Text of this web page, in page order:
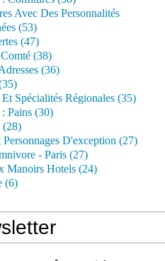
Avec Des Personnalités
(53)
(47)
(38)
(36)
Et Spécialités Régionales (35)
: Pains (30)
(28)
D'exception (27)
- Paris (27)
Manoirs Hotels (24)
(6)